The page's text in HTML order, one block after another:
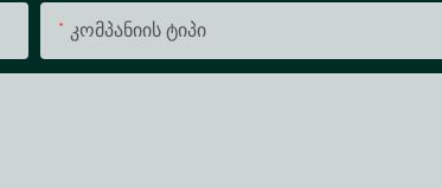
Კომპანიის Ტიპი